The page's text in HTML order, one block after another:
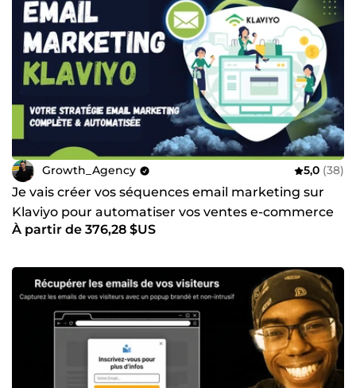
Growth_Agency 5,0 (38)
Je vais créer vos séquences email marketing sur
Klaviyo pour automatiser vos ventes e-commerce
À partir de 376,28 $US